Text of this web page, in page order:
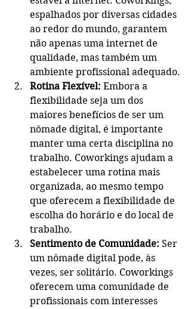
espalhados por diversas cidades
ao redor do mundo, garantem
não apenas uma internet de
qualidade, mas também um
ambiente profissional adequado.
Rotina Flexível: Embora a
flexibilidade seja um dos
maiores benefícios de ser um
nômade digital, é importante
manter uma certa disciplina no
trabalho. Coworkings ajudam a
estabelecer uma rotina mais
organizada, ao mesmo tempo
que oferecem a flexibilidade de
escolha do horário e do local de
trabalho.
Sentimento de Comunidade: Ser
um nômade digital pode, às
vezes, ser solitário. Coworkings
oferecem uma comunidade de
profissionais com interesses